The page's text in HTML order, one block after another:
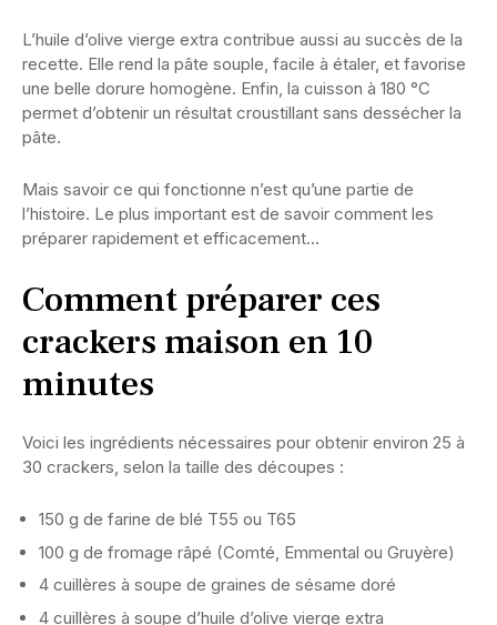
L’huile d’olive vierge extra contribue aussi au succès de la
recette. Elle rend la pâte souple, facile à étaler, et favorise
une belle dorure homogène. Enfin, la cuisson à 180 °C
permet d’obtenir un résultat croustillant sans dessécher la
pâte.
Mais savoir ce qui fonctionne n’est qu’une partie de
l’histoire. Le plus important est de savoir comment les
préparer rapidement et efficacement…
Comment préparer ces
crackers maison en 10
minutes
Voici les ingrédients nécessaires pour obtenir environ 25 à
30 crackers, selon la taille des découpes :
150 g de farine de blé T55 ou T65
100 g de fromage râpé (Comté, Emmental ou Gruyère)
4 cuillères à soupe de graines de sésame doré
4 cuillères à soupe d’huile d’olive vierge extra